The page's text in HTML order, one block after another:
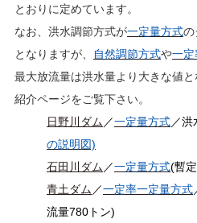
とおりに定めています。
なお、洪水調節方式が一定量方式の
となりますが、
自然調節方式や一定
最大放流量は洪水量より大きな値
紹介ページをご覧下さい。
日野川ダム ／一定量方式／
の説明図)
石田川ダム ／一定量方式(暫
青土ダム ／一定率一定量方式
流量780トン)